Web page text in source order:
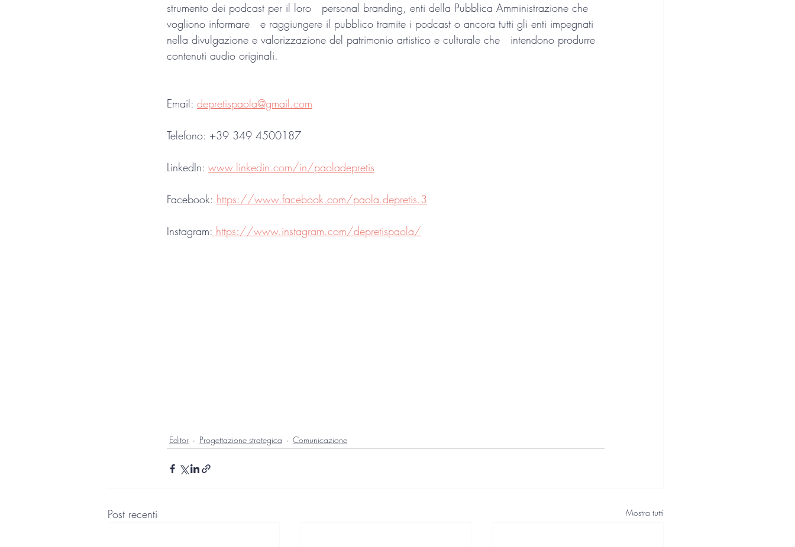
strumento dei podcast per il loro   personal branding, enti della Pubblica Amministrazione che
vogliono informare   e raggiungere il pubblico tramite i podcast o ancora tutti gli enti impegnati
nella divulgazione e valorizzazione del patrimonio artistico e culturale che   intendono produrre
contenuti audio originali.
Email: depretispaola@gmail.com
Telefono: +39 349 4500187
LinkedIn: www.linkedin.com/in/paoladepretis
Facebook: https://www.facebook.com/paola.depretis.3
Instagram: https://www.instagram.com/depretispaola/
Editor Progettazione strategica Comunicazione
Post recenti Mostra tutti